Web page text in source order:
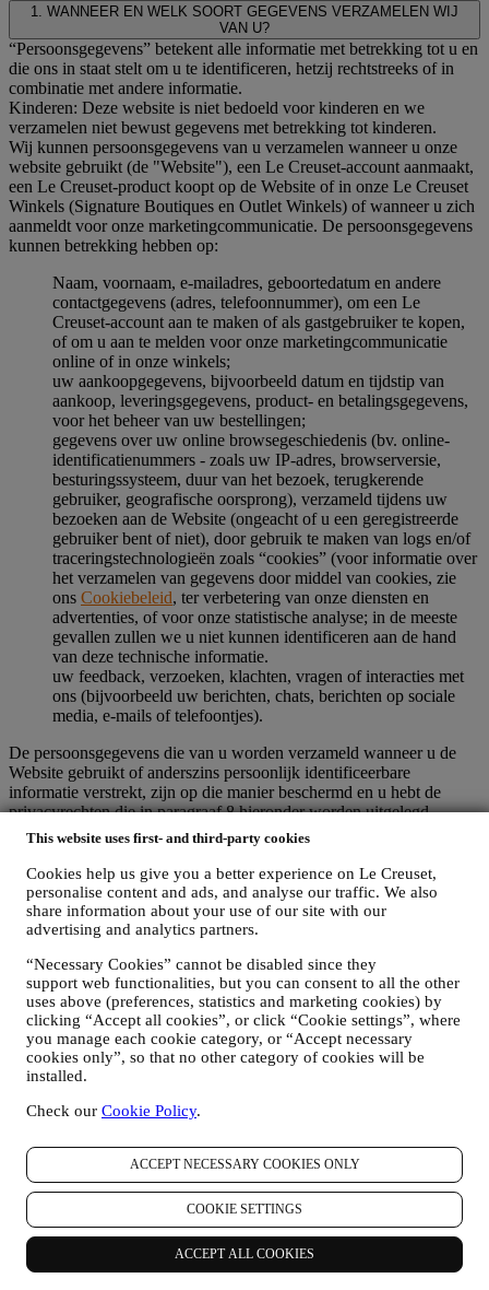
This website uses first- and third-party cookies
Cookies help us give you a better experience on Le Creuset,
personalise content and ads, and analyse our traffic. We also
share information about your use of our site with our
advertising and analytics partners.
“Necessary Cookies” cannot be disabled since they
support web functionalities, but you can consent to all the other
uses above (preferences, statistics and marketing cookies) by
clicking “Accept all cookies”, or click “Cookie settings”, where
you manage each cookie category, or “Accept necessary
cookies only”, so that no other category of cookies will be
installed.
Check our Cookie Policy.
ACCEPT NECESSARY COOKIES ONLY
COOKIE SETTINGS
ACCEPT ALL COOKIES
1. WANNEER EN WELK SOORT GEGEVENS VERZAMELEN WIJ
VAN U?
“Persoonsgegevens” betekent alle informatie met betrekking tot u en
die ons in staat stelt om u te identificeren, hetzij rechtstreeks of in
combinatie met andere informatie.
Kinderen: Deze website is niet bedoeld voor kinderen en we
verzamelen niet bewust gegevens met betrekking tot kinderen.
Wij kunnen persoonsgegevens van u verzamelen wanneer u onze
website gebruikt (de "Website"), een Le Creuset-account aanmaakt,
een Le Creuset-product koopt op de Website of in onze Le Creuset
Winkels (Signature Boutiques en Outlet Winkels) of wanneer u zich
aanmeldt voor onze marketingcommunicatie. De persoonsgegevens
kunnen betrekking hebben op:
Naam, voornaam, e-mailadres, geboortedatum en andere
contactgegevens (adres, telefoonnummer), om een Le
Creuset-account aan te maken of als gastgebruiker te kopen,
of om u aan te melden voor onze marketingcommunicatie
online of in onze winkels;
uw aankoopgegevens, bijvoorbeeld datum en tijdstip van
aankoop, leveringsgegevens, product- en betalingsgegevens,
voor het beheer van uw bestellingen;
gegevens over uw online browsegeschiedenis (bv. online-
identificatienummers - zoals uw IP-adres, browserversie,
besturingssysteem, duur van het bezoek, terugkerende
gebruiker, geografische oorsprong), verzameld tijdens uw
bezoeken aan de Website (ongeacht of u een geregistreerde
gebruiker bent of niet), door gebruik te maken van logs en/of
traceringstechnologieën zoals “cookies” (voor informatie over
het verzamelen van gegevens door middel van cookies, zie
ons Cookiebeleid, ter verbetering van onze diensten en
advertenties, of voor onze statistische analyse; in de meeste
gevallen zullen we u niet kunnen identificeren aan de hand
van deze technische informatie.
uw feedback, verzoeken, klachten, vragen of interacties met
ons (bijvoorbeeld uw berichten, chats, berichten op sociale
media, e-mails of telefoontjes).
De persoonsgegevens die van u worden verzameld wanneer u de
Website gebruikt of anderszins persoonlijk identificeerbare
informatie verstrekt, zijn op die manier beschermd en u hebt de
privacyrechten die in paragraaf 8 hieronder worden uitgelegd.
2. WIE VERZAMELT UW GEGEVENS?
via de website worden aangeboden, is Le Creuset BENELUX NV
met maatschappelijke zetel te Le Creuset Benelux NV,
Drukpersstraat 4, 1000 Brussel, België.
Als u ermee instemt om marketingboodschappen van ons te
consumentendatabase van Le Creuset Group, die als
gegevensbeheerder wordt beheerd door Le Creuset Group AG, met
het kantoor in Hofstrasse 1A,Neuhofstrasse 4 , Baar, Zugo, 6340
Zwitserland (die Le Creuset SL, BTW-nummer B62153630, met
kantoor in Paseo de Gracia 9, 2º, 08007 Barcelona, Spanje, heeft
aangesteld als vertegenwoordiger in de EU), op basis van een
in (a) Le Creuset Group AG die verantwoordelijk is voor de
gepersonaliseerde klantervaring; (b) lokale Le Creuset-entiteiten die
profiteren van deze strategie en deze uitvoeren, alsmede
onafhankelijk marketingcommunicatie/initiatieven ontwikkelen op
lokaal niveau (binnen een bepaald land); (c) beide gezamenlijk
beheerders die nodig zijn om de verzoeken van uw betrokkene om
rechten af te handelen.
3. WAAROM VERZAMELEN WIJ DEZE GEGEVENS?